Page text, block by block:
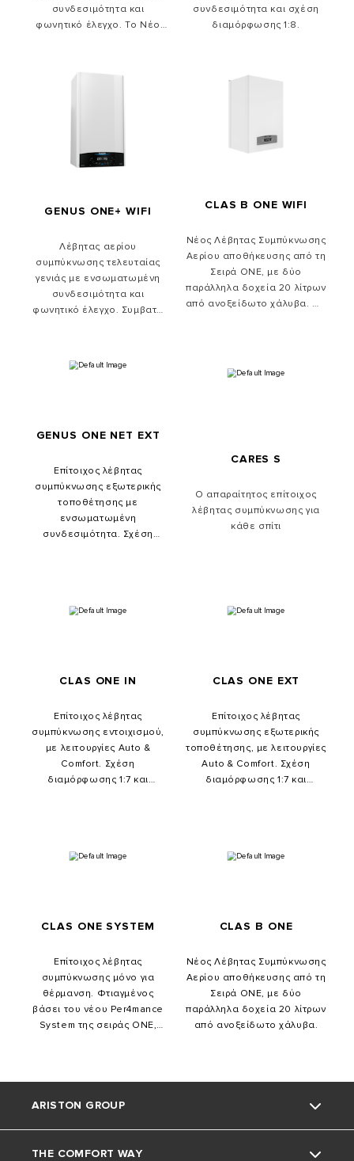
συνδεσιμότητα και
φωνητικό έλεγχο. Το Νέο
επιδόσεις. Με γυάλινο
συνδεσιμότητα και σχέση
διαμόρφωσης 1:8.
GENUS ONE+ WIFI
Λέβητας αερίου
συμπύκνωσης τελευταίας
γενιάς με ενσωματωμένη
συνδεσιμότητα και
φωνητικό έλεγχο. Συμβατό
CLAS B ONE WIFI
Νέος Λέβητας Συμπύκνωσης
Αερίου αποθήκευσης από τη
Σειρά ONE, με δύο
παράλληλα δοχεία 20 λίτρων
από ανοξείδωτο χάλυβα. Με
GENUS ONE NET EXT
Επίτοιχος λέβητας
συμπύκνωσης εξωτερικής
τοποθέτησης με
ενσωματωμένη
συνδεσιμότητα. Σχέση
εξ'αποστάσεως.
CARES S
Ο απαραίτητος επίτοιχος
λέβητας συμπύκνωσης για
κάθε σπίτι
CLAS ONE IN
Επίτοιχος λέβητας
συμπύκνωσης εντοιχισμού,
με λειτουργίες Auto &
Comfort. Σχέση
διαμόρφωσης 1:7 και
CLAS ONE EXT
Επίτοιχος λέβητας
συμπύκνωσης εξωτερικής
τοποθέτησης, με λειτουργίες
Auto & Comfort. Σχέση
διαμόρφωσης 1:7 και
CLAS ONE SYSTEM
Επίτοιχος λέβητας
συμπύκνωσης μόνο για
θέρμανση. Φτιαγμένος
βάσει του νέου Per4mance
System της σειράς ΟΝΕ,
CLAS B ONE
Νέος Λέβητας Συμπύκνωσης
Αερίου αποθήκευσης από τη
Σειρά ONE, με δύο
παράλληλα δοχεία 20 λίτρων
από ανοξείδωτο χάλυβα.
ARISTON GROUP
THE COMFORT WAY